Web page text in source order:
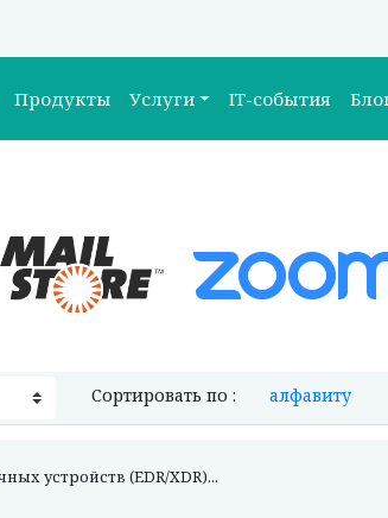
Продукты Услуги IT-события
Сортировать по : алфавиту
устройств (EDR/XDR)...